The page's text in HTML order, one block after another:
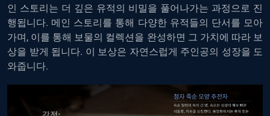
인 스토리는 더 깊은 유적의 비밀을 풀어나가는 과정으로 진
행됩니다. 메인 스토리를 통해 다양한 유적들의 단서를 모아
가며, 이를 통해 보물의 컬렉션을 완성하면 그 가치에 따라 보
상을 받게 됩니다. 이 보상은 자연스럽게 주인공의 성장을 도
와줍니다.